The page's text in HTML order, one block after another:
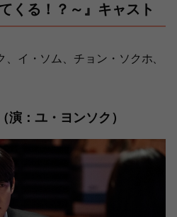
くる！？～』キャスト
、イ・ソム、チョン・ソクホ、
演：ユ・ヨンソク）